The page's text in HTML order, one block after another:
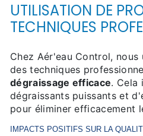
UTILISATION DE
TECHNIQUES
Chez Aér'eau Control,
des techniques
dégraissage efficace. Cela
dégraissants puissants et
pour éliminer efficacement
IMPACTS POSITIFS SUR LA